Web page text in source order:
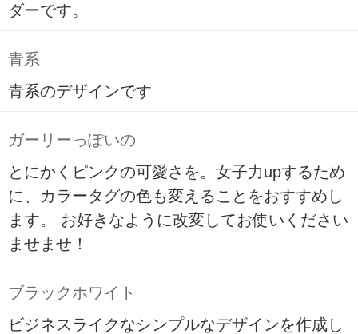
ダーです。
青系
青系のデザインです
ガーリーっぽいの
とにかくピンクの可愛さを。女子力upするため
に、カラータグの色も変えることをおすすめし
ます。 お好きなように改変してお使いください
ませませ！
ブラックホワイト
ビジネスライクなシンプルなデザインを作成し